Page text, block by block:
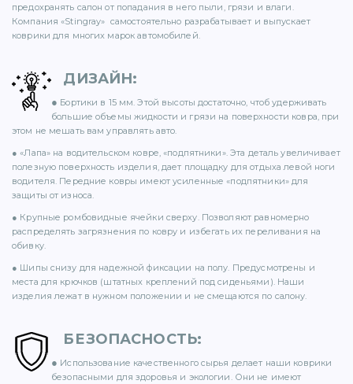
предохранять салон от попадания в него пыли, грязи и влаги.
Компания «Stingray» самостоятельно разрабатывает и выпускает
коврики для многих марок автомобилей.
ДИЗАЙН:
● Бортики в 15 мм. Этой высоты достаточно, чтоб удерживать
большие объемы жидкости и грязи на поверхности ковра, при
этом не мешать вам управлять авто.
● «Лапа» на водительском ковре, «подпятники». Эта деталь увеличивает
полезную поверхность изделия, дает площадку для отдыха левой ноги
водителя. Передние ковры имеют усиленные «подпятники» для
защиты от износа.
● Крупные ромбовидные ячейки сверху. Позволяют равномерно
распределять загрязнения по ковру и избегать их переливания на
обивку.
● Шипы снизу для надежной фиксации на полу. Предусмотрены и
места для крючков (штатных креплений под сиденьями). Наши
изделия лежат в нужном положении и не смещаются по салону.
БЕЗОПАСНОСТЬ:
● Использование качественного сырья делает наши коврики
безопасными для здоровья и экологии. Они не имеют